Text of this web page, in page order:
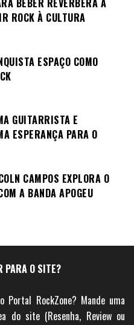
BEBER REVERBERA A
ROCK À CULTURA
ESPAÇO COMO
GUITARRISTA E
ESPERANÇA PARA O
CAMPOS EXPLORA O
A BANDA APOGEU
PARA O SITE?
RockZone? Mande uma
do site (Resenha, Review ou